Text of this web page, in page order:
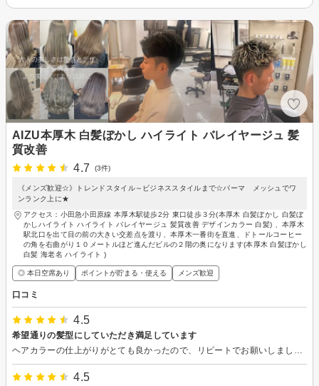
AIZU本厚木 白髪ぼかし ハイライト バレイヤージュ 髪
質改善
4.7
(3件)
《メンズ歓迎☆》トレンドスタイル～ビジネススタイルまで☆パーマ メッシュでワ
ンランク上に★
アクセス：小田急小田原線 本厚木駅徒歩2分 東口徒歩３分(本厚木 白髪ぼかし 白髪ぼ
かしハイライト ハイライト バレイヤージュ 髪質改善 デザインカラー 白髪) 、本厚木
駅北口を出て目の前の大きい交差点を渡り、本厚木一番街を直進、ドトールコーヒー
の角を右曲がり１０メートルほど進んだビルの２階の奥になります(本厚木 白髪ぼかし
白髪 海老名 ハイライト )
◎ 本日空席あり ポイントが貯まる・使える メンズ歓迎
口コミ
4.5
希望通りの髪型にしていただき満足しています
4.5